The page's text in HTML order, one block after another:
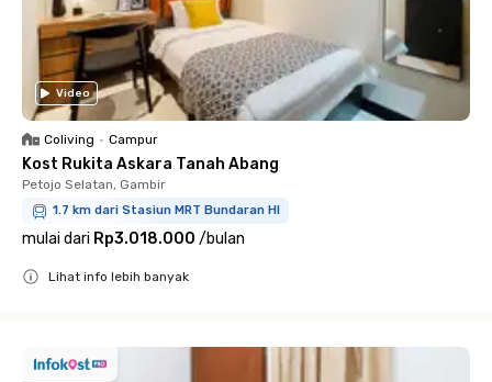
Video
Coliving • Campur
Kost Rukita Askara Tanah Abang
Petojo Selatan, Gambir
1.7 km dari Stasiun MRT Bundaran HI
mulai dari Rp3.018.000 /bulan
Lihat info lebih banyak